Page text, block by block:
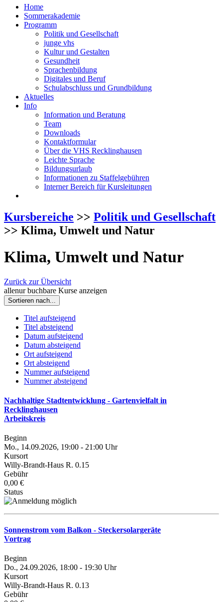
Home
Sommerakademie
Programm
Politik und Gesellschaft
junge vhs
Kultur und Gestalten
Gesundheit
Sprachenbildung
Digitales und Beruf
Schulabschluss und Grundbildung
Aktuelles
Info
Information und Beratung
Team
Downloads
Kontaktformular
Über die VHS Recklinghausen
Leichte Sprache
Bildungsurlaub
Informationen zu Staffelgebühren
Interner Bereich für Kursleitungen
Kursbereiche >> Politik und Gesellschaft
>> Klima, Umwelt und Natur
Klima, Umwelt und Natur
Zurück zur Übersicht
allenur buchbare Kurse anzeigen
Sortieren nach...
Titel aufsteigend
Titel absteigend
Datum aufsteigend
Datum absteigend
Ort aufsteigend
Ort absteigend
Nummer aufsteigend
Nummer absteigend
Nachhaltige Stadtentwicklung - Gartenvielfalt in
Recklinghausen
Arbeitskreis
Beginn
Mo., 14.09.2026, 19:00 - 21:00 Uhr
Kursort
Willy-Brandt-Haus R. 0.15
Gebühr
0,00 €
Status
Sonnenstrom vom Balkon - Steckersolargeräte
Vortrag
Beginn
Do., 24.09.2026, 18:00 - 19:30 Uhr
Kursort
Willy-Brandt-Haus R. 0.13
Gebühr